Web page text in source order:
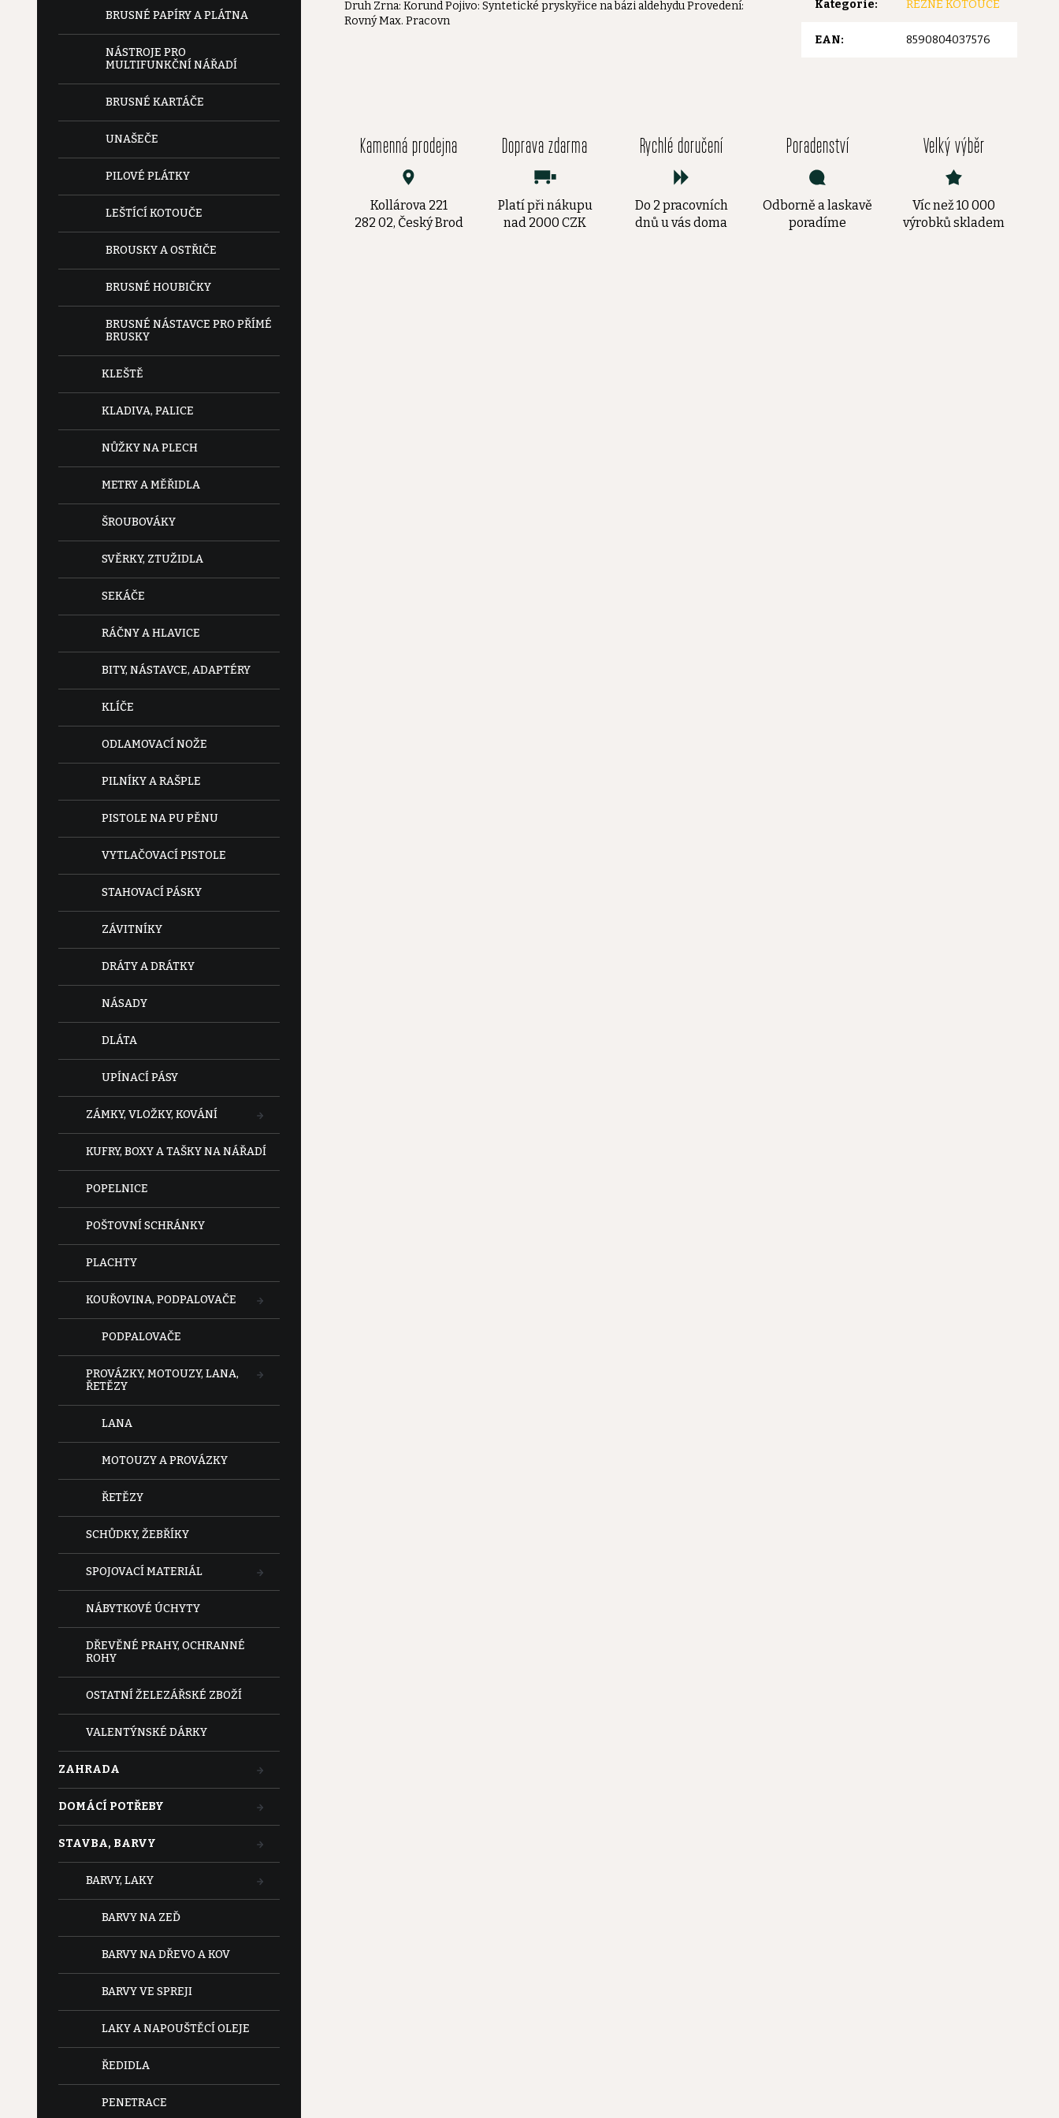
BRUSNÉ PAPÍRY A PLÁTNA
NÁSTROJE PRO
MULTIFUNKČNÍ NÁŘADÍ
BRUSNÉ KARTÁČE
UNAŠEČE
PILOVÉ PLÁTKY
LEŠTÍCÍ KOTOUČE
BROUSKY A OSTŘIČE
BRUSNÉ HOUBIČKY
BRUSNÉ NÁSTAVCE PRO PŘÍMÉ
BRUSKY
KLEŠTĚ
KLADIVA, PALICE
NŮŽKY NA PLECH
METRY A MĚŘIDLA
ŠROUBOVÁKY
SVĚRKY, ZTUŽIDLA
SEKÁČE
RÁČNY A HLAVICE
BITY, NÁSTAVCE, ADAPTÉRY
KLÍČE
ODLAMOVACÍ NOŽE
PILNÍKY A RAŠPLE
PISTOLE NA PU PĚNU
VYTLAČOVACÍ PISTOLE
STAHOVACÍ PÁSKY
ZÁVITNÍKY
DRÁTY A DRÁTKY
NÁSADY
DLÁTA
UPÍNACÍ PÁSY
ZÁMKY, VLOŽKY, KOVÁNÍ
KUFRY, BOXY A TAŠKY NA NÁŘADÍ
POPELNICE
POŠTOVNÍ SCHRÁNKY
PLACHTY
KOUŘOVINA, PODPALOVAČE
PODPALOVAČE
PROVÁZKY, MOTOUZY, LANA,
ŘETĚZY
LANA
MOTOUZY A PROVÁZKY
ŘETĚZY
SCHŮDKY, ŽEBŘÍKY
SPOJOVACÍ MATERIÁL
NÁBYTKOVÉ ÚCHYTY
DŘEVĚNÉ PRAHY, OCHRANNÉ
ROHY
OSTATNÍ ŽELEZÁŘSKÉ ZBOŽÍ
VALENTÝNSKÉ DÁRKY
ZAHRADA
DOMÁCÍ POTŘEBY
STAVBA, BARVY
BARVY, LAKY
BARVY NA ZEĎ
BARVY NA DŘEVO A KOV
BARVY VE SPREJI
LAKY A NAPOUŠTĚCÍ OLEJE
ŘEDIDLA
PENETRACE
Druh Zrna: Korund Pojivo: Syntetické pryskyřice na bázi aldehydu Provedení:
Rovný Max. Pracovn
Kategorie: ŘEZNÉ KOTOUČE
EAN: 8590804037576
Kamenná prodejna
Kollárova 221
282 02, Český Brod
Doprava zdarma
Platí při nákupu
nad 2000 CZK
Rychlé doručení
Do 2 pracovních
dnů u vás doma
Poradenství
Odborně a laskavě
poradíme
Velký výběr
Víc než 10 000
výrobků skladem